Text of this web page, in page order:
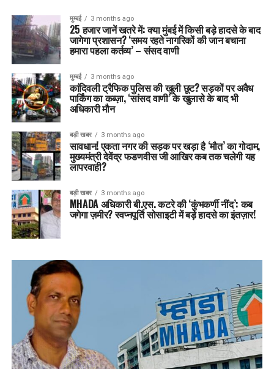
मुम्बई 3 months ago
25 हजार जानें खतरे में: क्या मुंबई में किसी बड़े हादसे के बाद
जागेगा प्रशासन? ‘समय रहते नागरिकों की जान बचाना
हमारा पहला कर्तव्य’ – संसद वाणी
मुम्बई 3 months ago
कांदिवली ट्रैफिक पुलिस की खुली छूट? सड़कों पर अवैध
पार्किंग का कब्ज़ा, ‘सांसद वाणी’ के खुलासे के बाद भी
अधिकारी मौन
बड़ी खबर 3 months ago
सावधान! एकता नगर की सड़क पर खड़ा है ‘मौत’ का गोदाम,
मुख्यमंत्री देवेंद्र फडणवीस जी आखिर कब तक चलेगी यह
लापरवाही?
बड़ी खबर 3 months ago
MHADA अधिकारी बी.एस. कटरे की ‘कुंभकर्णी नींद’: कब
जगेगा ज़मीर? स्वप्नपूर्ति सोसाइटी में बड़े हादसे का इंतज़ार!